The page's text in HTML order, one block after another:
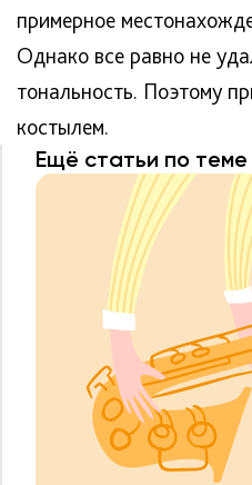
примерное
Однако все равно не
тональность. Поэтому
костылем.
Ещё статьи по теме